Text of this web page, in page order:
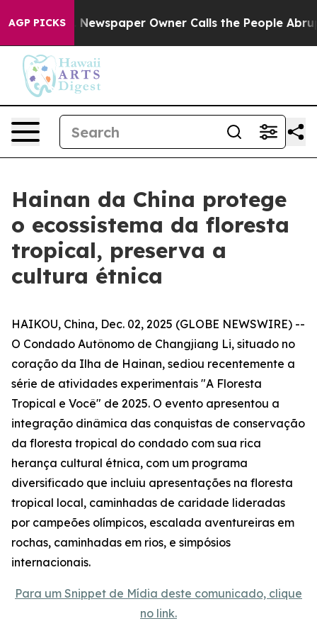
AGP PICKSNewspaper Owner Calls the People
Hainan da China protege
o ecossistema da floresta
tropical, preserva a
cultura étnica
HAIKOU, China, Dec. 02, 2025 (GLOBE NEWSWIRE) --
O Condado Autônomo de Changjiang Li, situado no
coração da Ilha de Hainan, sediou recentemente a
série de atividades experimentais "A Floresta
Tropical e Você" de 2025. O evento apresentou a
integração dinâmica das conquistas de conservação
da floresta tropical do condado com sua rica
herança cultural étnica, com um programa
diversificado que incluiu apresentações na floresta
tropical local, caminhadas de caridade lideradas
por campeões olímpicos, escalada aventureiras em
rochas, caminhadas em rios, e simpósios
internacionais.
Para um Snippet de Mídia deste comunicado, clique
no link.